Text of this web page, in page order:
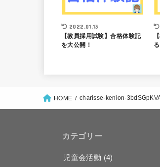
2022.01.13
【教員採用試験】合格体験記
を大公開！
HOME charisse-kenion-
カテゴリー
児童会活動 (4)